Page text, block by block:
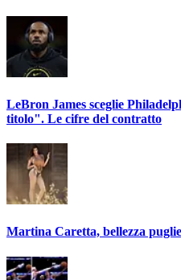
LeBron James sceglie
titolo". Le cifre del contratto
Martina Caretta, bellezza